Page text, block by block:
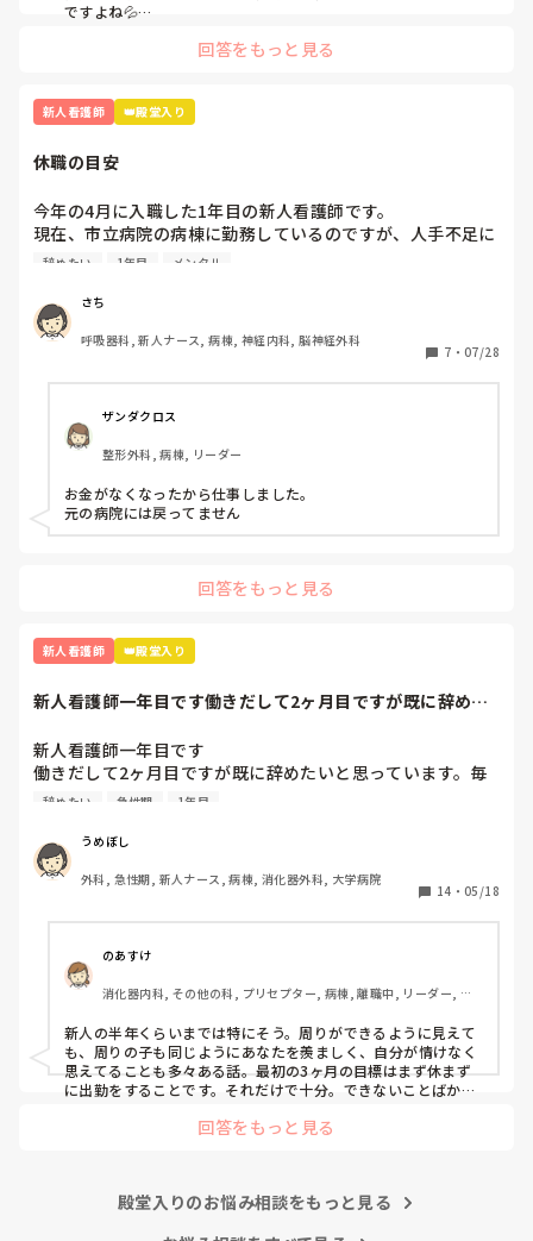
ですよね💦
期にテキパキ動くのはやっぱり難しいのではないかなーと思い
私もたくさんいろんなことを言われてきました😂
私も言われた時に「すみません💦」と言いながらも心の中では
成長するための通過点！と思って勉強や振り返りを頑張って、
つらくて先輩に相談した時は、「できないのは当たり前。毎日
出勤するだけでそれでは100点だよ」と言われたことがあり、
その言葉に救われて辞めずに続けることができました☺️
いろいろ言う人はたくさんいますが、「いろんな人がいるな
無理しすぎず、頑張ってくださいね。
回答をもっと見る
新人看護師 👑殿堂入り
休職の目安
今年の4月に入職した1年目の新人看護師です。
現在、市立病院の病棟に勤務しているのですが、人手不足に
よる業務多忙や残業、ひとり立ちに向けて先輩看護師からの
胃痛、吐き気等の不調が出て心療内科に受診しました。心療
内科の先生からは軽度のうつ症状が出ているから抗うつ薬の
内服を始めましょうと言われ、内服し始めました。
くなります。仕事に行っても集中できずミスしそうで怖いと
も感じています。休職したいと思いつつも甘えているような
気がして迷っています。
休職したことがある人、あるいは休職している人は何を目安
に休職されましたか？
辞めたい 1年目 メンタル
さち
呼吸器科, 新人ナース, 病棟, 神経内科, 脳神経外科
7 ・ 07/28
ザンダクロス
整形外科, 病棟, リーダー
お金がなくなったから仕事しました。
元の病院には戻ってません
回答をもっと見る
新人看護師 👑殿堂入り
新人看護師一年目です働きだして2ヶ月目ですが既に辞めた
新人看護師一年目です
働きだして2ヶ月目ですが既に辞めたいと思っています。毎
日自分の仕事の出来なさが不甲斐なくて泣きそうになりなが
あき、できないのと呆れられています。私の勉強不足もそう
ですが、毎日疲れて帰って全然勉強できていません。それに
も焦っています。他の同期ができることがわたしにはできな
そもそもメンタルが弱すぎて何気ない先輩の一言をきにして
しまったり人目を気にしすぎてうまく動けません。こんな性
格にも疲れてしまいます
こんな感じではどこに行っても使いものにならないと思いま
すが今が辛いです。
こんなに早く辞められた方いますか？その後どうでしたか。
この先の選択や決断が不安ですがいろいろアドバイス頂ける
と嬉しいです。
辞めたい 急性期 1年目
うめぼし
外科, 急性期, 新人ナース, 病棟, 消化器外科, 大学病院
14 ・ 05/18
のあすけ
消化器内科, その他の科, プリセプター, 病棟, 離職中, リーダー, 消
新人の半年くらいまでは特にそう。周りができるように見えて
も、周りの子も同じようにあなたを羨ましく、自分が情けなく
思えてることも多々ある話。最初の3ヶ月の目標はまず休まず
に出勤をすることです。それだけで十分。できないことばかり
人なんていませんよ。
るし強み、自信に変わってくれます。諦めないで欲しいと思い
回答をもっと見る
殿堂入りのお悩み相談をもっと見る